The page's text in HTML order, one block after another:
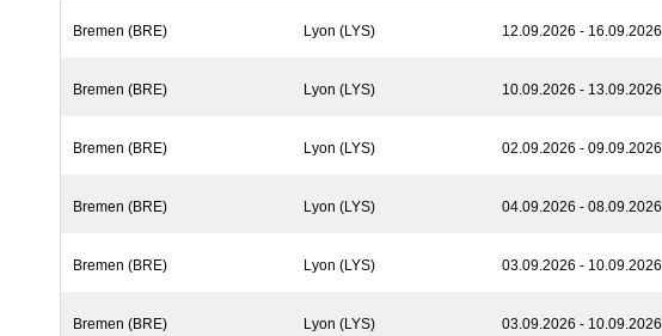
Bremen (BRE) Lyon (LYS) 12.09.2026 - 16.09.2026
Bremen (BRE) Lyon (LYS) 10.09.2026 - 13.09.2026
Bremen (BRE) Lyon (LYS) 02.09.2026 - 09.09.2026
Bremen (BRE) Lyon (LYS) 04.09.2026 - 08.09.2026
Bremen (BRE) Lyon (LYS) 03.09.2026 - 10.09.2026
Bremen (BRE) Lyon (LYS) 03.09.2026 - 10.09.2026